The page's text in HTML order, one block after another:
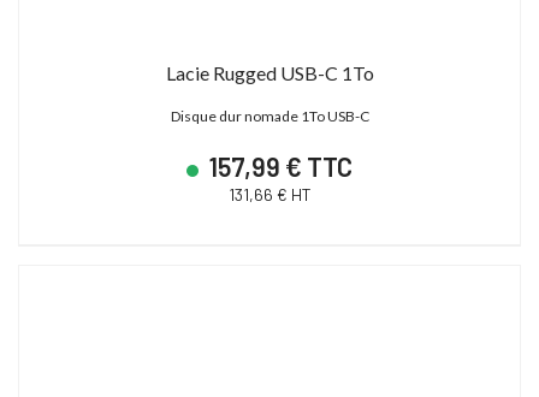
Lacie Rugged USB-C 1To
Disque dur nomade 1To USB-C
157,99 € TTC
131,66 € HT